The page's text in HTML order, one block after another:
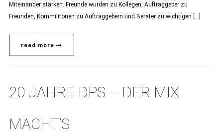
Miteinander stärken. Freunde wurden zu Kollegen, Auftraggeber zu
Freunden, Kommilitonen zu Auftraggebern und Berater zu wichtigen […]
read more
20 JAHRE DPS – DER MIX
MACHT’S